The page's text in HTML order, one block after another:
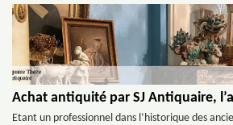
Achat antiquité par SJ Antiquaire,
Etant un professionnel dans l’historique des